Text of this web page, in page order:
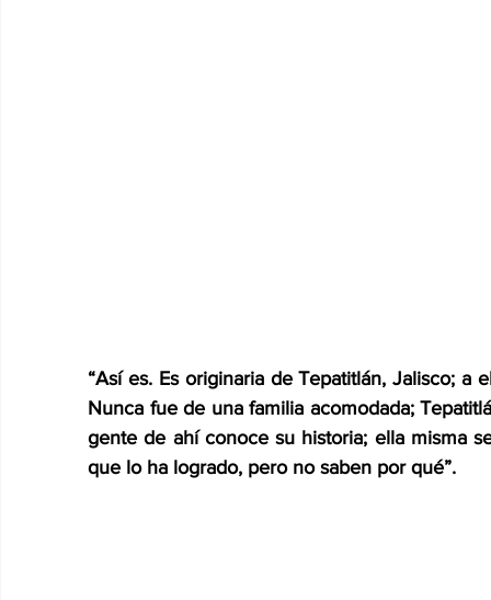
“Así es. Es originaria de Tepatitlán, Jalisco; a
Nunca fue de una familia acomodada;
gente de ahí conoce su historia; ella misma
que lo ha logrado, pero no saben por qué”.